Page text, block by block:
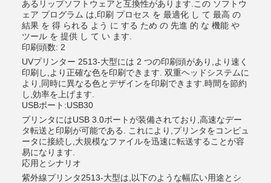
あるリップソフトウェアと互換性があります.この ソフトウ
ェア プログラム は,印刷 プロセス を 最適化 し て 最高 の
結果 を 得 られる よう に する ため の 先進 的 な 機能 や
ツール を 提供 し て い ます.
印刷頭数: 2
UVプリンター 2513-大型には 2 つの印刷頭があり,より速く
印刷し,より正確な色を印刷できます. 双重ヘッドシステムに
より,同時に異なる色とデザインを印刷できます.時間を節約
し,効率を上げます.
USBポート:USB30
プリンタにはUSB 3.0ポートが装備されており,高速なデー
タ転送と印刷が可能である. これにより,プリンタをコンピュ
ータに接続し,大規模なファイルを迅速に転送することが容
易になります.
応用とシナリオ
紫外線プリンタ2513-大型は,以下のような幅広い用途とシ